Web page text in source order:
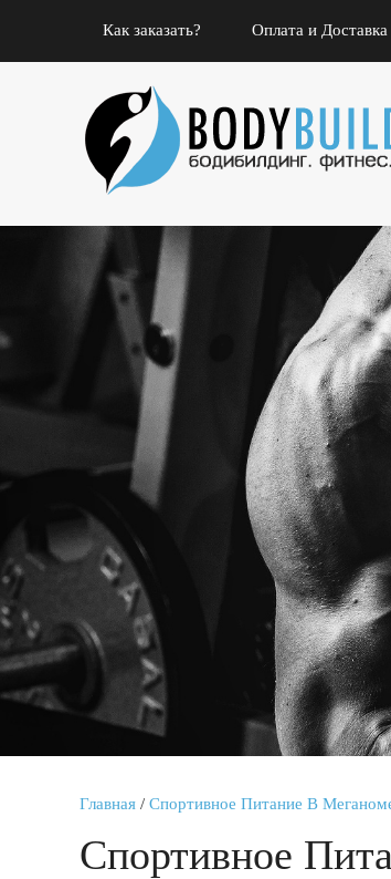
Как заказать? Оплата и Доставка
Главная / Спортивное Питание В
Спортивное